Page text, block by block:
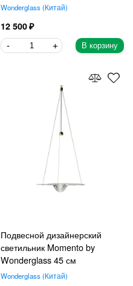
Wonderglass Китай
12 500
В корзину
Подвесной дизайнерский
светильник Momento by
Wonderglass 45 см
Wonderglass Китай